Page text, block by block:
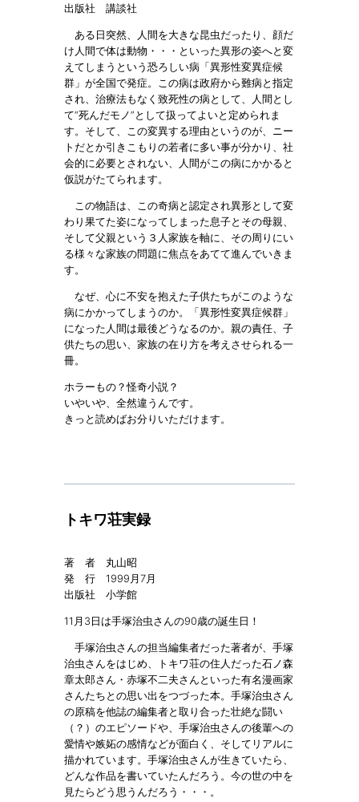
出版社 講談社
ある日突然、人間を大きな昆虫だったり、顔だ
け人間で体は動物・・・といった異形の姿へと変
えてしまうという恐ろしい病「異形性変異症候
群」が全国で発症。この病は政府から難病と指定
され、治療法もなく致死性の病として、人間とし
て“死んだモノ”として扱ってよいと定められま
す。そして、この変異する理由というのが、ニー
トだとか引きこもりの若者に多い事が分かり、社
会的に必要とされない、人間がこの病にかかると
仮説がたてられます。
この物語は、この奇病と認定され異形として変
わり果てた姿になってしまった息子とその母親、
そして父親という３人家族を軸に、その周りにい
る様々な家族の問題に焦点をあてて進んでいきま
す。
なぜ、心に不安を抱えた子供たちがこのような
病にかかってしまうのか。「異形性変異症候群」
になった人間は最後どうなるのか。親の責任、子
供たちの思い、家族の在り方を考えさせられる一
冊。
ホラーもの？怪奇小説？
いやいや、全然違うんです。
きっと読めばお分りいただけます。
トキワ荘実録
著 者 丸山昭
発 行 1999月7月
出版社 小学館
11月3日は手塚治虫さんの90歳の誕生日！
手塚治虫さんの担当編集者だった著者が、手塚
治虫さんをはじめ、トキワ荘の住人だった石ノ森
章太郎さん・赤塚不二夫さんといった有名漫画家
さんたちとの思い出をつづった本。手塚治虫さん
の原稿を他誌の編集者と取り合った壮絶な闘い
（？）のエピソードや、手塚治虫さんの後輩への
愛情や嫉妬の感情などが面白く、そしてリアルに
描かれています。手塚治虫さんが生きていたら、
どんな作品を書いていたんだろう。今の世の中を
見たらどう思うんだろう・・・。